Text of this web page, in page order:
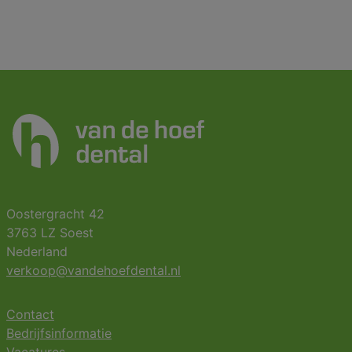
Oostergracht 42
3763 LZ Soest
Nederland
verkoop@vandehoefdental.nl
Contact
Bedrijfsinformatie